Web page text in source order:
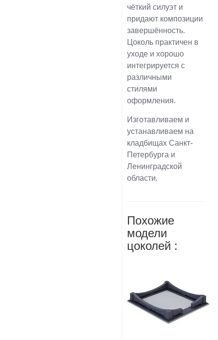
чёткий силуэт и
придают композиции
завершённость.
Цоколь практичен в
уходе и хорошо
интегрируется с
различными
стилями
оформления.
Изготавливаем и
устанавливаем на
кладбищах Санкт-
Петербурга и
Ленинградской
области.
Похожие
модели
цоколей :